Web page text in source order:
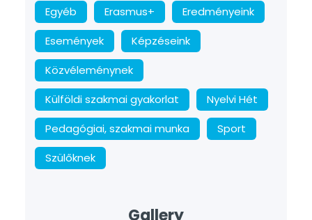
Egyéb
Erasmus+
Eredményeink
Események
Képzéseink
Közvéleménynek
Külföldi szakmai gyakorlat
Nyelvi Hét
Pedagógiai, szakmai munka
Sport
Szülőknek
Gallery